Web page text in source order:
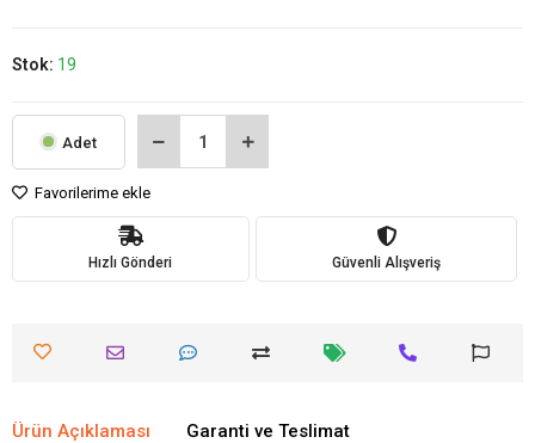
Stok: 19
Adet
Favorilerime ekle
Hızlı Gönderi Güvenli Alışveriş
Ürün Açıklaması Garanti ve Teslimat